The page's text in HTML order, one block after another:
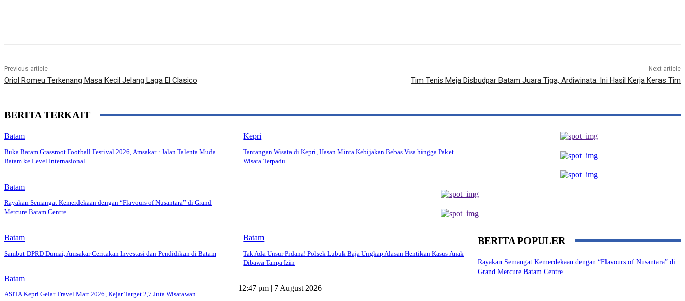
Previous article
Oriol Romeu Terkenang Masa Kecil Jelang Laga El Clasico
Next article
Tim Tenis Meja Disbudpar Batam Juara Tiga, Ardiwinata: Ini Hasil Kerja Keras Tim
BERITA TERKAIT
Batam
Buka Batam Grassroot Football Festival 2026, Amsakar : Jalan Talenta Muda
Batam ke Level Internasional
Kepri
Tantangan Wisata di Kepri, Hasan Minta Kebijakan Bebas Visa hingga Paket
Wisata Terpadu
Batam
Rayakan Semangat Kemerdekaan dengan “Flavours of Nusantara” di Grand
Mercure Batam Centre
Batam
Sambut DPRD Dumai, Amsakar Ceritakan Investasi dan Pendidikan di Batam
Batam
Tak Ada Unsur Pidana! Polsek Lubuk Baja Ungkap Alasan Hentikan Kasus Anak
Dibawa Tanpa Izin
Batam
ASITA Kepri Gelar Travel Mart 2026, Kejar Target 2,7 Juta Wisatawan
BERITA POPULER
Rayakan Semangat Kemerdekaan dengan “Flavours of Nusantara” di
Grand Mercure Batam Centre
12:47 pm | 7 August 2026